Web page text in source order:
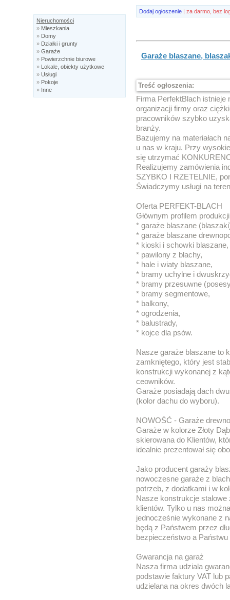
Nieruchomości
» Mieszkania
» Domy
» Działki i grunty
» Garaże
» Powierzchnie biurowe
» Lokale, obiekty użytkowe
» Usługi
» Pokoje
» Inne
Dodaj ogłoszenie | za darmo, bez
Garaże blaszane,
Treść ogłoszenia:
Firma PerfektBlach istnieje
organizacji firmy oraz
pracowników szybko
branży.
Bazujemy na materiałach
u nas w kraju. Przy
się utrzymać
Realizujemy zamówienia
SZYBKO I RZETELNIE,
Świadczymy usługi na
Oferta PERFEKT-BLACH
Głównym profilem
* garaże blaszane
* garaże blaszane
* kioski i schowki blaszane,
* pawilony z blachy,
* hale i wiaty blaszane,
* bramy uchylne i
* bramy przesuwne
* bramy segmentowe,
* balkony,
* ogrodzenia,
* balustrady,
* kojce dla psów.
Nasze garaże blaszane to
zamkniętego, który jest
konstrukcji wykonanej z
ceowników.
Garaże posiadają dach
(kolor dachu do wyboru).
NOWOŚĆ - Garaże
Garaże w kolorze Złoty
skierowana do Klientów,
idealnie prezentował się
Jako producent garaży
nowoczesne garaże z
potrzeb, z dodatkami i w
Nasze konstrukcje
klientów. Tylko u nas
jednocześnie wykonane z
będą z Państwem przez
bezpieczeństwo a
Gwarancja na garaż
Nasza firma udziala
podstawie faktury VAT lub
udzielana na okres dwóch